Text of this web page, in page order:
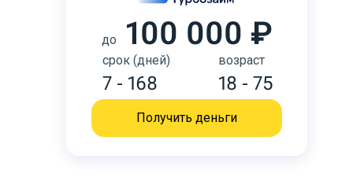
до 100 000 ₽
срок (дней)
7 - 168
возраст
18 - 75
Получить деньги